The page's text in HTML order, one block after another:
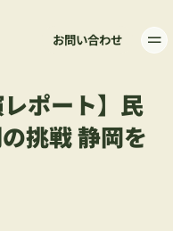
お問い合わせ
ポート】民
挑戦 静岡を